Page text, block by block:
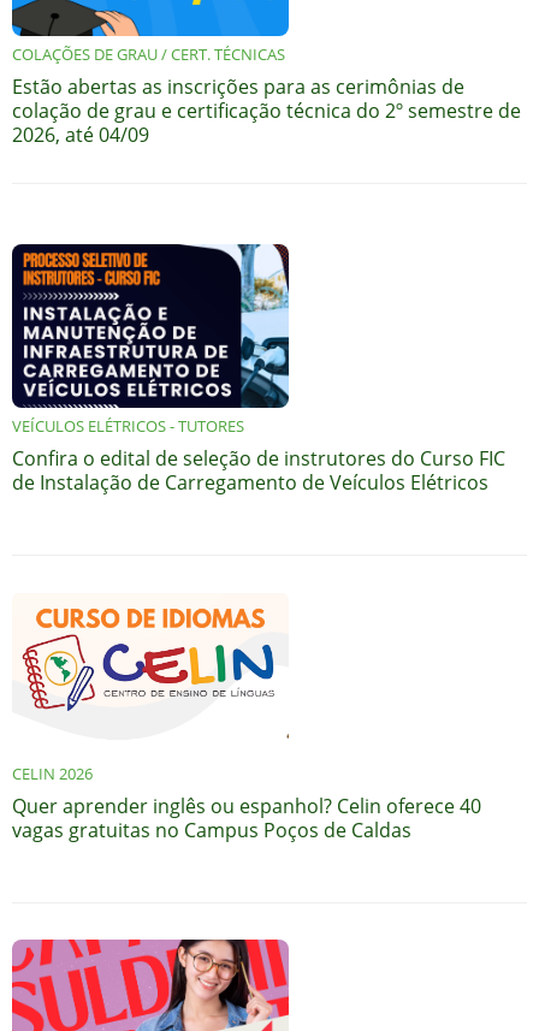
COLAÇÕES DE GRAU / CERT. TÉCNICAS
Estão abertas as inscrições para as cerimônias de
colação de grau e certificação técnica do 2º semestre de
2026, até 04/09
VEÍCULOS ELÉTRICOS - TUTORES
Confira o edital de seleção de instrutores do Curso FIC
de Instalação de Carregamento de Veículos Elétricos
CELIN 2026
Quer aprender inglês ou espanhol? Celin oferece 40
vagas gratuitas no Campus Poços de Caldas